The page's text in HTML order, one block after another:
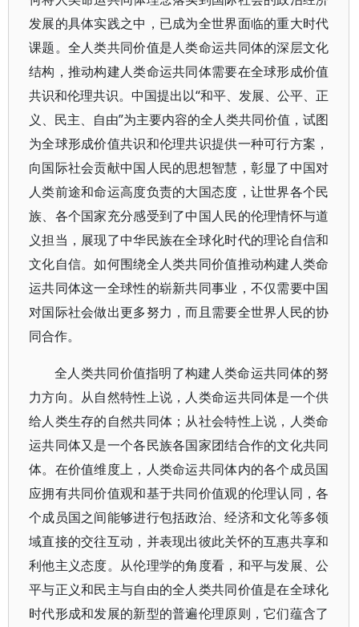
发展的具体实践之中，已成为全世界面临的重大时代
课题。全人类共同价值是人类命运共同体的深层文化
结构，推动构建人类命运共同体需要在全球形成价值
共识和伦理共识。中国提出以“和平、发展、公平、正
义、民主、自由”为主要内容的全人类共同价值，试图
为全球形成价值共识和伦理共识提供一种可行方案，
向国际社会贡献中国人民的思想智慧，彰显了中国对
人类前途和命运高度负责的大国态度，让世界各个民
族、各个国家充分感受到了中国人民的伦理情怀与道
义担当，展现了中华民族在全球化时代的理论自信和
文化自信。如何围绕全人类共同价值推动构建人类命
运共同体这一全球性的崭新共同事业，不仅需要中国
对国际社会做出更多努力，而且需要全世界人民的协
同合作。
全人类共同价值指明了构建人类命运共同体的努
力方向。从自然特性上说，人类命运共同体是一个供
给人类生存的自然共同体；从社会特性上说，人类命
运共同体又是一个各民族各国家团结合作的文化共同
体。在价值维度上，人类命运共同体内的各个成员国
应拥有共同价值观和基于共同价值观的伦理认同，各
个成员国之间能够进行包括政治、经济和文化等多领
域直接的交往互动，并表现出彼此关怀的互惠共享和
利他主义态度。从伦理学的角度看，和平与发展、公
平与正义和民主与自由的全人类共同价值是在全球化
时代形成和发展的新型的普遍伦理原则，它们蕴含了